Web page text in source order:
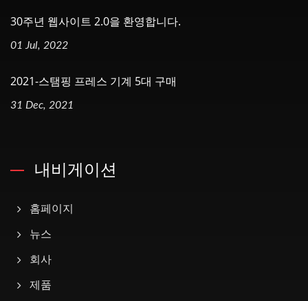
30주년 웹사이트 2.0을 환영합니다.
01 Jul, 2022
2021-스탬핑 프레스 기계 5대 구매
31 Dec, 2021
내비게이션
홈페이지
뉴스
회사
제품